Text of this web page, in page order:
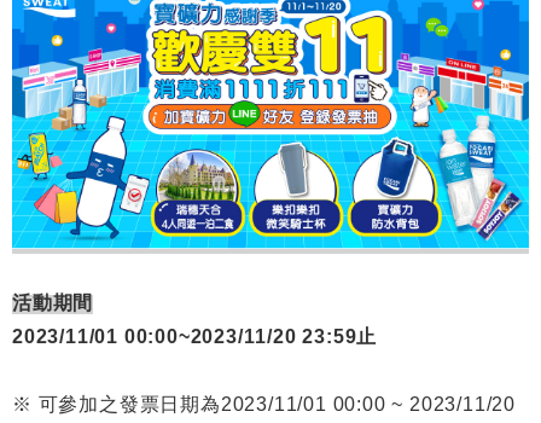
活動期間
2023/11/01 00:00~2023/11/20 23:59止
※ 可參加之發票日期為2023/11/01 00:00 ~ 2023/11/20